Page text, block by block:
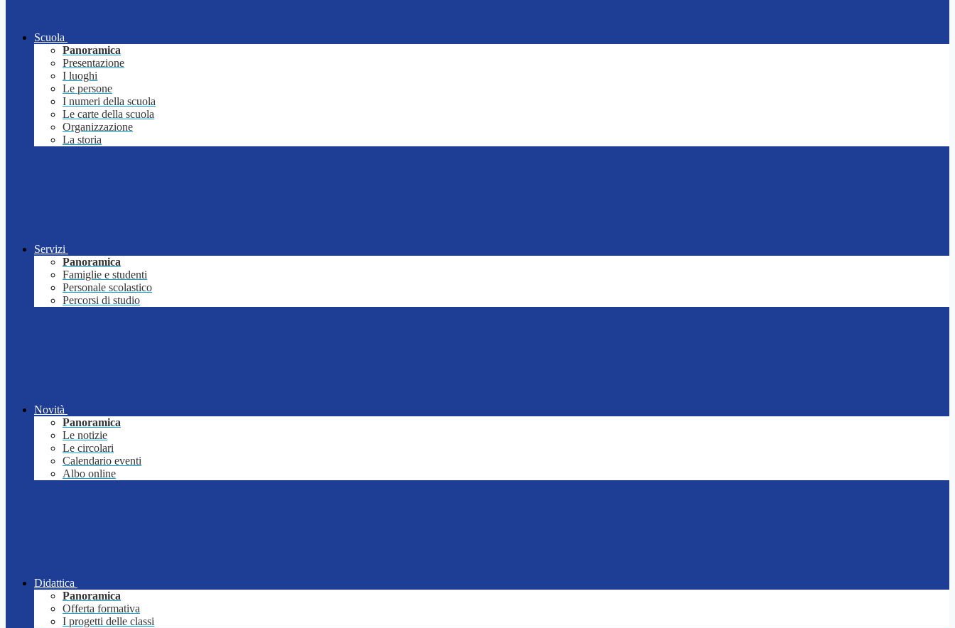
Scuola
Panoramica
Presentazione
I luoghi
Le persone
I numeri della scuola
Le carte della scuola
Organizzazione
La storia
Servizi
Panoramica
Famiglie e studenti
Personale scolastico
Percorsi di studio
Novità
Panoramica
Le notizie
Le circolari
Calendario eventi
Albo online
Didattica
Panoramica
Offerta formativa
I progetti delle classi